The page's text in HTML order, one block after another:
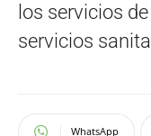
los servicios
servicios
WhatsApp